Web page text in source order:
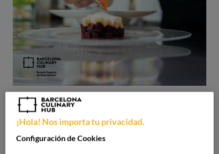
¿Qué significa el concepto
Eatertainment?
¡Hola! Nos importa tu privacidad.
Configuración de Cookies